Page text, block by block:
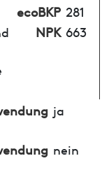
ecoBKP 281
NPK 663
ja
nein